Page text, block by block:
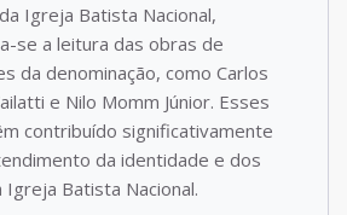
Igreja Batista Nacional,
se a leitura das obras de
da denominação, como Carlos
e Nilo Momm Júnior. Esses
contribuído significativamente
da identidade e dos
Igreja Batista Nacional.